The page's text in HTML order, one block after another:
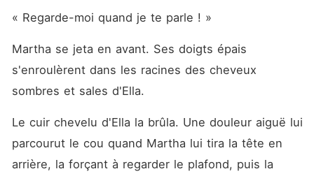
« Regarde-moi quand je te parle ! »
Martha se jeta en avant. Ses doigts épais
s'enroulèrent dans les racines des cheveux
sombres et sales d'Ella.
Le cuir chevelu d'Ella la brûla. Une douleur aiguë lui
parcourut le cou quand Martha lui tira la tête en
arrière, la forçant à regarder le plafond, puis la